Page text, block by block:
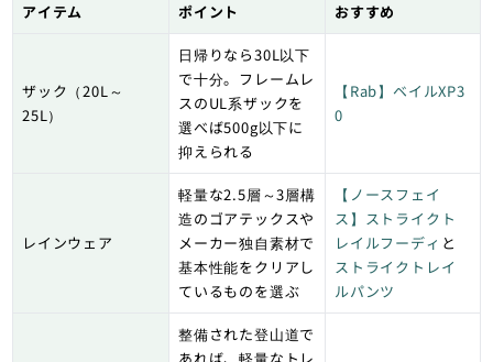
アイテム ポイント おすすめ
ザック（20L～
25L）
日帰りなら30L以下
で十分。フレームレ
スのUL系ザックを
選べば500g以下に
抑えられる
【Rab】ベイルXP3
0
レインウェア
軽量な2.5層～3層構
造のゴアテックスや
メーカー独自素材で
基本性能をクリアし
ているものを選ぶ
【ノースフェイ
ス】ストライクト
レイルフーディ と
ストライクトレイ
ルパンツ
整備された登山道で